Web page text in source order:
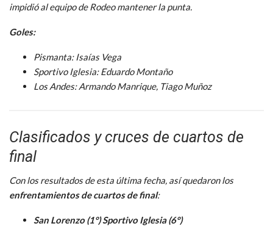
impidió al equipo de Rodeo mantener la punta.
Goles:
Pismanta: Isaías Vega
Sportivo Iglesia: Eduardo Montaño
Los Andes: Armando Manrique, Tiago Muñoz
Clasificados y cruces de cuartos de
final
Con los resultados de esta última fecha, así quedaron los
enfrentamientos de cuartos de final:
San Lorenzo (1°)Sportivo Iglesia (6°)